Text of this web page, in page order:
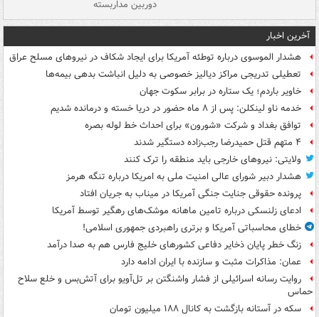
دوربین مداربسته
آخرین اخبار
هشدار الموسوی درباره توطئه آمریکا برای ایجاد شکاف در نیروهای مسلح عراق
تعطیلی تدریجی مراکز دیالیز خصوصی به دلیل انباشت بدهی بیمه‌ها
خاویر باردم؛ یک ستاره در برابر سکوت جهان
خدمه ناو لینکلن: پس از ۸ ماه حضور در دریا خسته و درمانده‌ شدیم
توافق بغداد و شرکت «شورون» برای احداث خط لوله بصره
۴ متهم قتل حمیدرضا رجب‌زاده دستگیر شدند
ولایتی: نیروهای خارجی باید منطقه را ترک کنند
هشدار دبیر شورای عالی امنیت ملی به امریکا درباره تنگه هرمز
پرونده حقوقی جنایت جنگی آمریکا در میناب به جریان افتاد
ادعای زلنسکی درباره تامین ماهانه موشک‌های رهگیر توسط آمریکا
خطای محاسباتی آمریکا و برتری راهبردی جمهوری اسلامی!
زنگ خطر پایان ذخایر دفاعی کشورهای خلیج فارس هم به صدا درآمد
عمان: مذاکرات مثبت و سازنده با ایران ادامه دارد
روایت رسانه اسرائیلی از فشار واشنگتن بر تل‌آویو برای آتش‌بس و خلع سلاح
حماس
سکه در آستانه بازگشت به کانال ۱۸۸ میلیون تومان